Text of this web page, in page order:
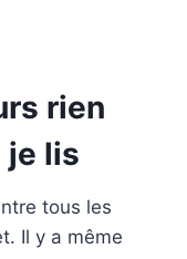
rien
je lis
tous les
Il y a même